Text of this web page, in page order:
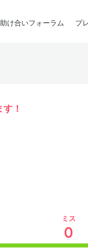
助け合いフォーラム プ
！
ミス
0